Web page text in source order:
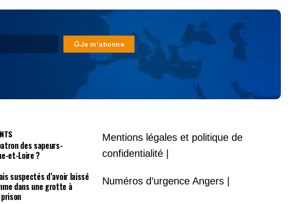
Je m'abonne
des sapeurs-
et-Loire ?
suspectés d’avoir laissé
dans une grotte à
Mentions légales et politique de
confidentialité |
Numéros d’urgence Angers |